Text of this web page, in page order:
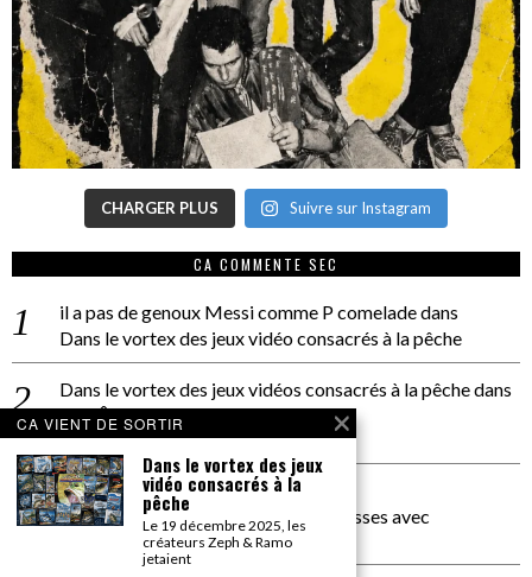
CHARGER PLUS Suivre sur Instagram
CA COMMENTE SEC
il a pas de genoux Messi comme P comeladedans
Dans le vortex des jeux vidéo consacrés à la pêche
Dans le vortex des jeux vidéos consacrés à la pêchedans
PACÔME THIELLEMENT
La séance d’Hip Gnose
La Patrie
dans
On a parlé Dolce Vita et lutte des classes avec
Bernardino Femminielli
CA VIENT DE SORTIR
Dans le vortex des jeux
vidéo consacrés à la
pêche
Le 19 décembre 2025, les
créateurs Zeph & Ramo
jetaient